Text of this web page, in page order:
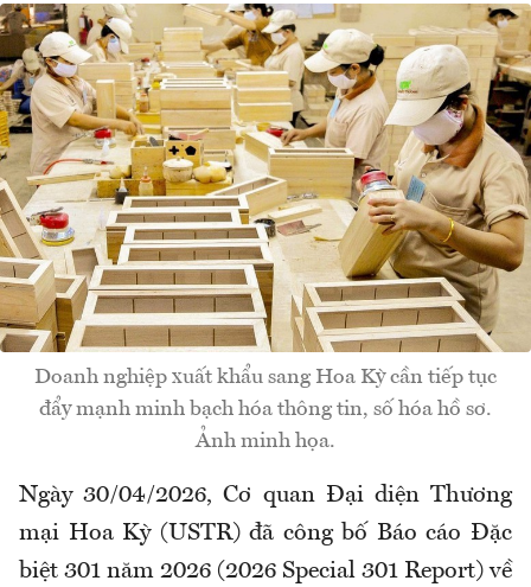
Doanh nghiệp xuất khẩu sang Hoa Kỳ cần tiếp tục
đẩy mạnh minh bạch hóa thông tin, số hóa hồ sơ.
Ảnh minh họa.
Ngày 30/04/2026, Cơ quan Đại diện Thương
mại Hoa Kỳ (USTR) đã công bố Báo cáo Đặc
biệt 301 năm 2026 (2026 Special 301 Report) về